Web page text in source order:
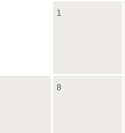
1
8